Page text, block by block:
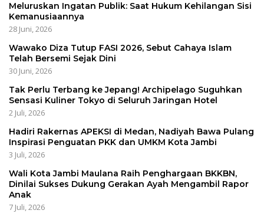
Meluruskan Ingatan Publik: Saat Hukum Kehilangan Sisi
Kemanusiaannya
28 Juni, 2026
Wawako Diza Tutup FASI 2026, Sebut Cahaya Islam
Telah Bersemi Sejak Dini
30 Juni, 2026
Tak Perlu Terbang ke Jepang! Archipelago Suguhkan
Sensasi Kuliner Tokyo di Seluruh Jaringan Hotel
2 Juli, 2026
Hadiri Rakernas APEKSI di Medan, Nadiyah Bawa Pulang
Inspirasi Penguatan PKK dan UMKM Kota Jambi
3 Juli, 2026
Wali Kota Jambi Maulana Raih Penghargaan BKKBN,
Dinilai Sukses Dukung Gerakan Ayah Mengambil Rapor
Anak
7 Juli, 2026